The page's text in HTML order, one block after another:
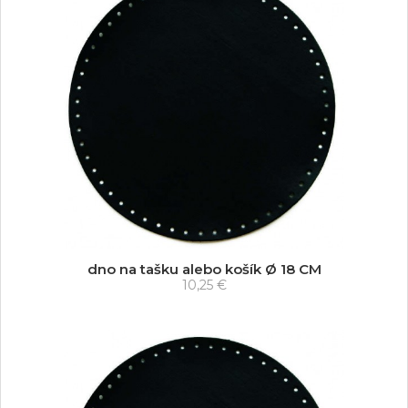
dno na tašku alebo košík Ø 18 CM
10,25 €